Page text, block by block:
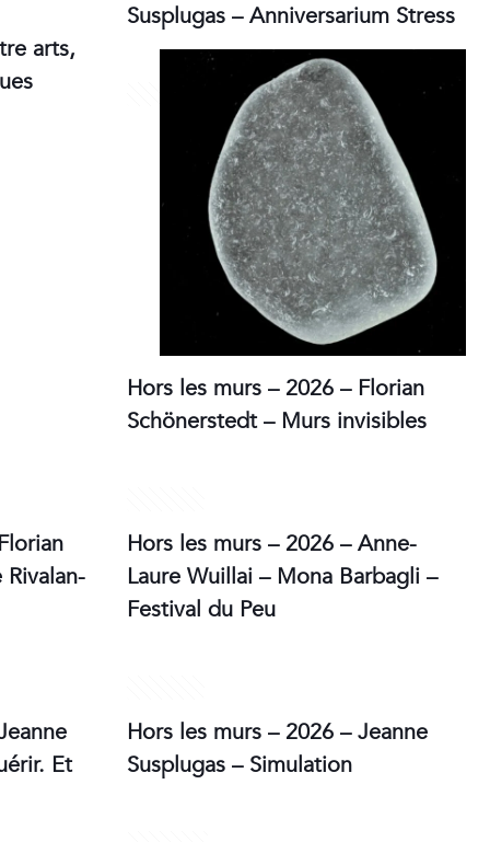
arts,
Susplugas – Anniversarium Stress
Hors les murs – 2026 – Florian
Schönerstedt – Murs invisibles
Hors les murs – 2026 – Anne-
Laure Wuillai – Mona Barbagli –
Festival du Peu
Et
Hors les murs – 2026 – Jeanne
Susplugas – Simulation